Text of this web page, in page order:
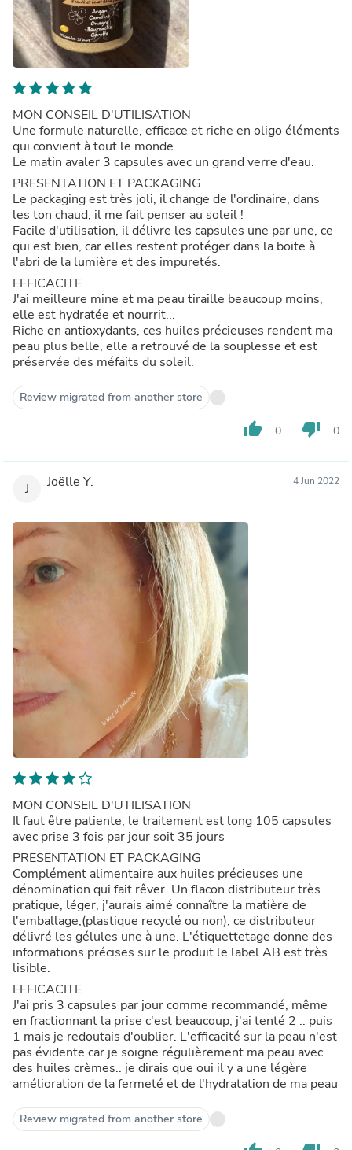
MON CONSEIL D'UTILISATION
Une formule naturelle, efficace et riche en oligo éléments
qui convient à tout le monde.
Le matin avaler 3 capsules avec un grand verre d'eau.
PRESENTATION ET PACKAGING
Le packaging est très joli, il change de l'ordinaire, dans
les ton chaud, il me fait penser au soleil !
Facile d'utilisation, il délivre les capsules une par une, ce
qui est bien, car elles restent protéger dans la boite à
l'abri de la lumière et des impuretés.
EFFICACITE
J'ai meilleure mine et ma peau tiraille beaucoup moins,
elle est hydratée et nourrit...
Riche en antioxydants, ces huiles précieuses rendent ma
peau plus belle, elle a retrouvé de la souplesse et est
préservée des méfaits du soleil.
Review migrated from another store
thumb_up 0 thumb_down 0
J Joëlle Y. 4 Jun 2022
MON CONSEIL D'UTILISATION
Il faut être patiente, le traitement est long 105 capsules
avec prise 3 fois par jour soit 35 jours
PRESENTATION ET PACKAGING
Complément alimentaire aux huiles précieuses une
dénomination qui fait rêver. Un flacon distributeur très
pratique, léger, j'aurais aimé connaître la matière de
l'emballage,(plastique recyclé ou non), ce distributeur
délivré les gélules une à une. L'étiquettetage donne des
informations précises sur le produit le label AB est très
lisible.
EFFICACITE
J'ai pris 3 capsules par jour comme recommandé, même
en fractionnant la prise c'est beaucoup, j'ai tenté 2 .. puis
1 mais je redoutais d'oublier. L'efficacité sur la peau n'est
pas évidente car je soigne régulièrement ma peau avec
des huiles crèmes.. je dirais que oui il y a une légère
amélioration de la fermeté et de l'hydratation de ma peau
Review migrated from another store